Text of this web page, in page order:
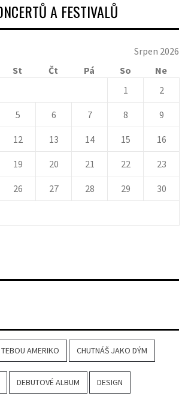
A FESTIVALŮ
Srpen 2026
St Čt Pá So
Ne
1
2
5 6 7 8 9
12 13 14 15 16
19 20 21 22 23
26 27 28 29 30
AMERIKO CHUTNÁŠ JAKO DÝM
DEBUTOVÉ ALBUM DESIGN